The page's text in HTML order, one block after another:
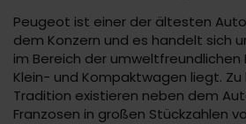
Peugeot ist einer der ältesten
dem Konzern und es handelt sich
im Bereich der
Klein- und Kompaktwagen liegt.
Tradition existieren neben dem
Franzosen in großen Stückzahlen